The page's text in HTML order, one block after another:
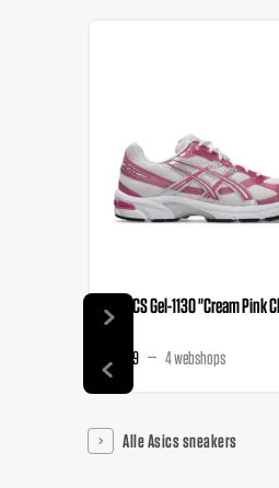
ASICS Gel-1130 "Cream Pink
€ 109 4 webshops
Alle Asics sneakers